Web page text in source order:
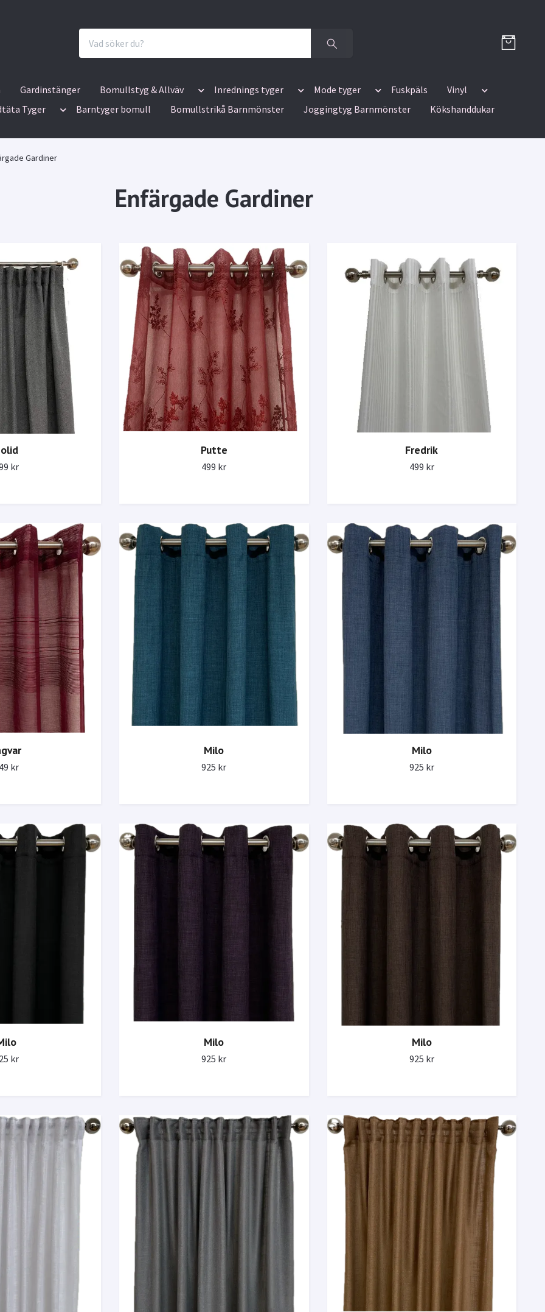
Gardinstänger Bomullstyg & Allväv Inrednings tyger Mode tyger Fuskpäls
Vinyl
Tyger
Barntyger bomull Bomullstrikå Barnmönster Joggingtyg Barnmönster Kökshanddukar
Gardiner
Enfärgade Gardiner
kr
Putte
499 kr
Fredrik
499 kr
kr
Milo
925 kr
Milo
925 kr
kr
Milo
925 kr
Milo
925 kr